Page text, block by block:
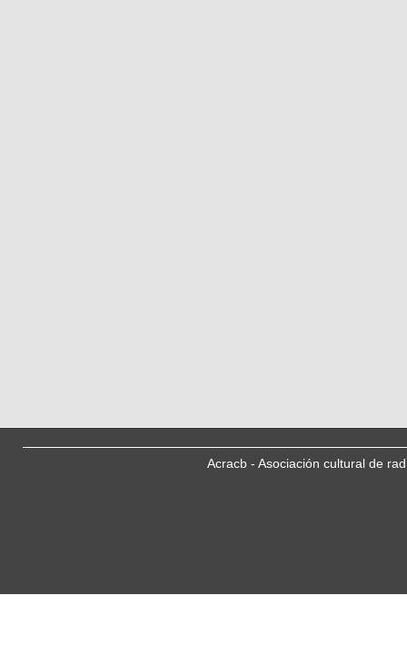
Acracb - Asociación cultural de